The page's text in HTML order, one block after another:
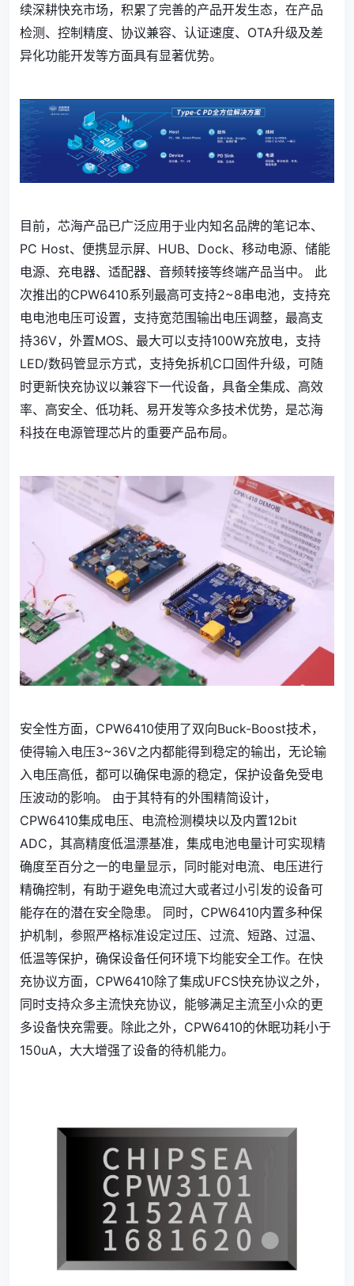
续深耕快充市场，积累了完善的产品开发生态，在产品
检测、控制精度、协议兼容、认证速度、OTA升级及差
异化功能开发等方面具有显著优势。
目前，芯海产品已广泛应用于业内知名品牌的笔记本、
PC Host、便携显示屏、HUB、Dock、移动电源、储能
电源、充电器、适配器、音频转接等终端产品当中。 此
次推出的CPW6410系列最高可支持2~8串电池，支持充
电电池电压可设置，支持宽范围输出电压调整，最高支
持36V，外置MOS、最大可以支持100W充放电，支持
LED/数码管显示方式，支持免拆机C口固件升级，可随
时更新快充协议以兼容下一代设备，具备全集成、高效
率、高安全、低功耗、易开发等众多技术优势，是芯海
科技在电源管理芯片的重要产品布局。
安全性方面，CPW6410使用了双向Buck-Boost技术，
使得输入电压3~36V之内都能得到稳定的输出，无论输
入电压高低，都可以确保电源的稳定，保护设备免受电
压波动的影响。 由于其特有的外围精简设计，
CPW6410集成电压、电流检测模块以及内置12bit
ADC，其高精度低温漂基准，集成电池电量计可实现精
确度至百分之一的电量显示，同时能对电流、电压进行
精确控制，有助于避免电流过大或者过小引发的设备可
能存在的潜在安全隐患。 同时，CPW6410内置多种保
护机制，参照严格标准设定过压、过流、短路、过温、
低温等保护，确保设备任何环境下均能安全工作。在快
充协议方面，CPW6410除了集成UFCS快充协议之外，
同时支持众多主流快充协议，能够满足主流至小众的更
多设备快充需要。除此之外，CPW6410的休眠功耗小于
150uA，大大增强了设备的待机能力。